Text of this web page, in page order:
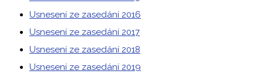
Usnesení ze zasedání 2016
Usnesení ze zasedání 2017
Usnesení ze zasedání 2018
Usnesení ze zasedání 2019